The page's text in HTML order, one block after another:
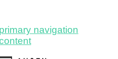
navigation